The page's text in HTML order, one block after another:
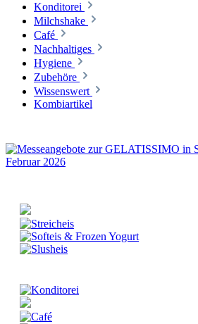
Konditorei
Milchshake
Café
Nachhaltiges
Hygiene
Zubehöre
Wissenswert
Kombiartikel